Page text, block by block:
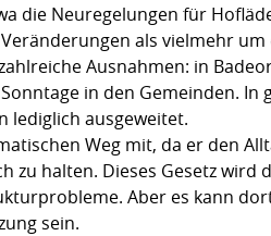
die Neuregelungen für
als vielmehr
Ausnahmen: in
in den Gemeinden.
lediglich ausgeweitet.
Weg mit, da er den
zu halten. Dieses Gesetz
Aber es kann
sein.